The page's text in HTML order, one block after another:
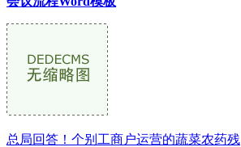
总局回答！个别工商户运营的蔬菜农药残